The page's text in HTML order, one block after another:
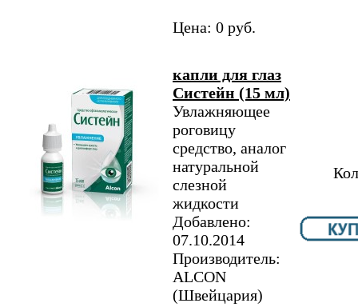
Цена: 0 руб.
капли для глаз
Систейн (15 мл)
Увлажняющее
роговицу
средство, аналог
натуральной
слезной
жидкости
Добавлено:
07.10.2014
Производитель:
ALCON
(Швейцария)